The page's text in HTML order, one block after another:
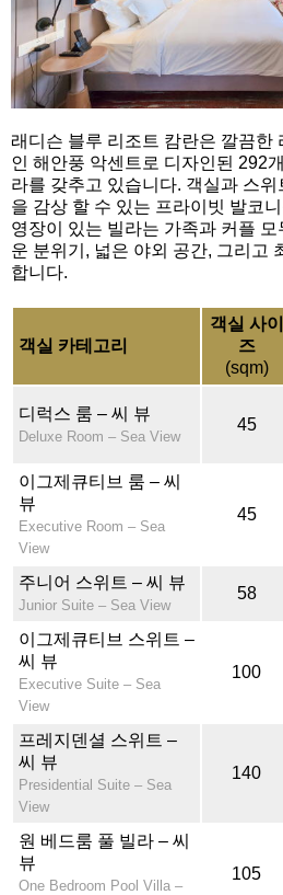
래디슨 블루 리조트 캄란은 깔끔한
인 해안풍 악센트로 디자인된 292
라를 갖추고 있습니다. 객실과 스
을 감상 할 수 있는 프라이빗 발코
영장이 있는 빌라는 가족과 커플
운 분위기, 넓은 야외 공간, 그리고
합니다.
객실 카테고리
객실 사이
즈
(sqm)
디럭스 룸 – 씨 뷰
Deluxe Room – Sea View
45
이그제큐티브 룸 – 씨
뷰
Executive Room – Sea
View
45
주니어 스위트 – 씨 뷰
Junior Suite – Sea View
58
이그제큐티브 스위트 –
씨 뷰
Executive Suite – Sea
View
100
프레지덴셜 스위트 –
씨 뷰
Presidential Suite – Sea
View
140
원 베드룸 풀 빌라 – 씨
뷰
One Bedroom Pool Villa –
105